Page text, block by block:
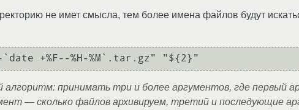
не имет смысла, тем более имена файлов будут
алгоритм: принимать три и более аргументов, где первый
— сколько файлов архивируем, третий и последующие